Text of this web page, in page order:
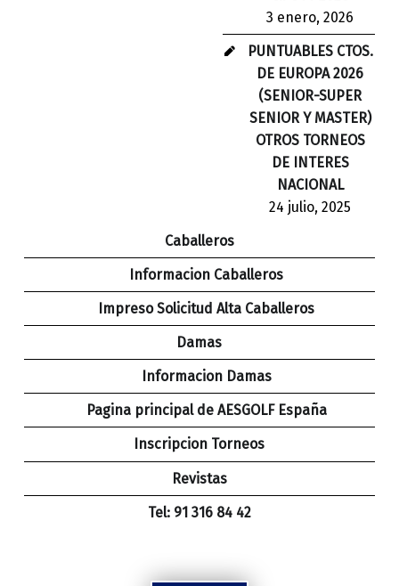
3 enero, 2026
PUNTUABLES CTOS.
DE EUROPA 2026
(SENIOR-SUPER
SENIOR Y MASTER)
OTROS TORNEOS
DE INTERES
NACIONAL
24 julio, 2025
Caballeros
Informacion Caballeros
Impreso Solicitud Alta Caballeros
Damas
Informacion Damas
Pagina principal de AESGOLF España
Inscripcion Torneos
Revistas
Tel: 91 316 84 42